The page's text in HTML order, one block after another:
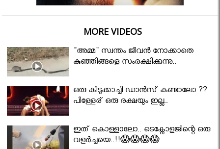
MORE VIDEOS
"അമ്മ" സ്വന്തം ജീവൻ നോക്കാതെ
കുഞ്ഞിങ്ങളെ സംരക്ഷിക്കുന്നു..
ഒരു കിടുക്കാച്ചി ഡാൻസ് കണ്ടാലോ ??
പിള്ളേര് ഒരു രക്ഷയും ഇല്ല..
ഇത് കൊള്ളാലോ.. ടെക്നോളജിന്റെ ഒരു
വളർച്ചയെ..!!😱😱😱😱